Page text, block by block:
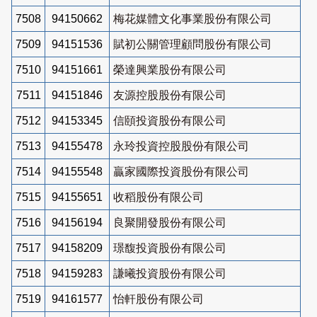
7508 94150662 梅花媒體文化事業股份有限公司
7509 94151536 賦初公關管理顧問股份有限公司
7510 94151661 榮達興業股份有限公司
7511 94151846 友源控股股份有限公司
7512 94153345 信頤投資股份有限公司
7513 94155478 永玲投資控股股份有限公司
7514 94155548 贏家國際投資股份有限公司
7515 94155651 收稻股份有限公司
7516 94156194 良聚開發股份有限公司
7517 94158209 璟馥投資股份有限公司
7518 94159283 謙曦投資股份有限公司
7519 94161577 怡軒股份有限公司